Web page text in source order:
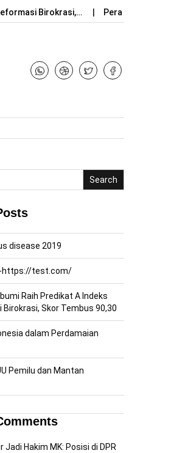
Birokrasi,… Peran
Search
disease 2019
https://test.com/
Raih Predikat A Indeks
Birokrasi, Skor Tembus 90,30
dalam Perdamaian
Pemilu dan Mantan
Jadi Hakim MK: Posisi di DPR